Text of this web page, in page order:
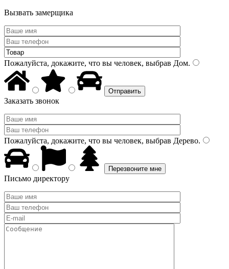
Вызвать замерщика
Пожалуйста, докажите, что вы человек, выбрав Дом.
Заказать звонок
Пожалуйста, докажите, что вы человек, выбрав Дерево.
Письмо директору